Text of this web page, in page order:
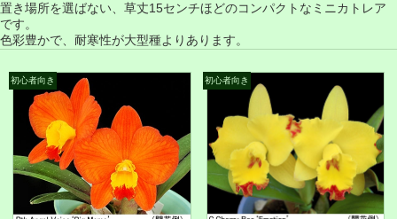
置き場所を選ばない、草丈15センチほどのコンパクトなミニカトレア
です。
色彩豊かで、耐寒性が大型種よりあります。